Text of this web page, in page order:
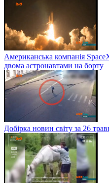
Американська компанія
двома астронавтами на борту
Добірка новин світу за 26